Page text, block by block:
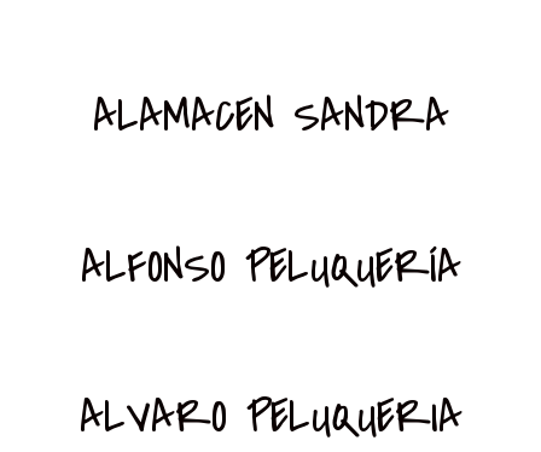
ALAMACEN SANDRA
ALFONSO PELUQUERÍA
ALVARO PELUQUERIA